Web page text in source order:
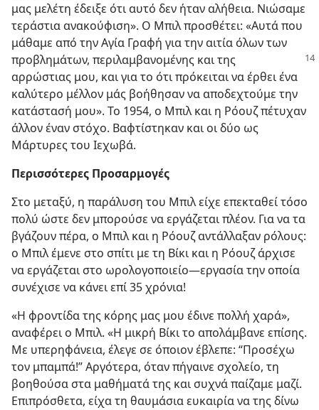
μας μελέτη έδειξε ότι αυτό δεν ήταν αλήθεια. Νιώσαμε
τεράστια ανακούφιση». Ο Μπιλ προσθέτει: «Αυτά που
μάθαμε από την Αγία Γραφή για την αιτία όλων των
προβλημάτων, περιλαμβανομένης και της
αρρώστιας μου, και για το ότι πρόκειται να έρθει ένα
καλύτερο μέλλον μάς βοήθησαν να αποδεχτούμε την
κατάστασή μου». Το 1954, ο Μπιλ και η Ρόουζ πέτυχαν
άλλον έναν στόχο. Βαφτίστηκαν και οι δύο ως
Μάρτυρες του Ιεχωβά.
Περισσότερες Προσαρμογές
Στο μεταξύ, η παράλυση του Μπιλ είχε επεκταθεί τόσο
πολύ ώστε δεν μπορούσε να εργάζεται πλέον. Για να τα
βγάζουν πέρα, ο Μπιλ και η Ρόουζ αντάλλαξαν ρόλους:
ο Μπιλ έμενε στο σπίτι με τη Βίκι και η Ρόουζ άρχισε
να εργάζεται στο ωρολογοποιείο​—εργασία την οποία
συνέχισε να κάνει επί 35 χρόνια!
«Η φροντίδα της κόρης μας μου έδινε πολλή χαρά»,
αναφέρει ο Μπιλ. «Η μικρή Βίκι το απολάμβανε επίσης.
Με υπερηφάνεια, έλεγε σε όποιον έβλεπε: “Προσέχω
τον μπαμπά!” Αργότερα, όταν πήγαινε σχολείο, τη
βοηθούσα στα μαθήματά της και συχνά παίζαμε μαζί.
Επιπρόσθετα, είχα τη θαυμάσια ευκαιρία να της δίνω